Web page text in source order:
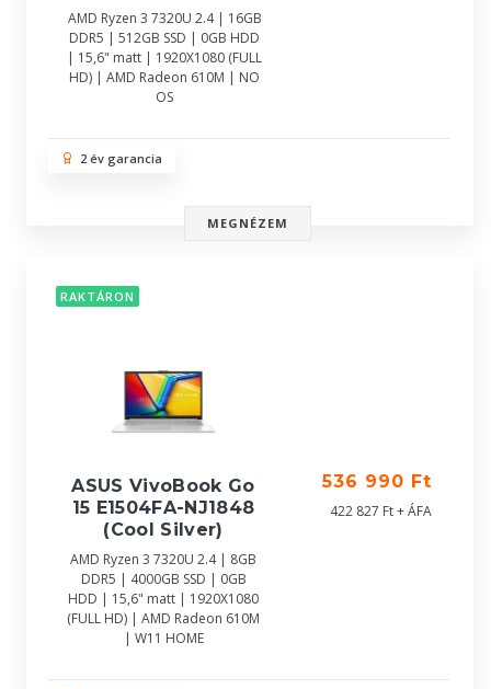
AMD Ryzen 3 7320U 2.4 | 16GB
DDR5 | 512GB SSD | 0GB HDD
| 15,6" matt | 1920X1080 (FULL
HD) | AMD Radeon 610M | NO
OS
2 év garancia
MEGNÉZEM
RAKTÁRON
ASUS VivoBook Go
15 E1504FA-NJ1848
(Cool Silver)
AMD Ryzen 3 7320U 2.4 | 8GB
DDR5 | 4000GB SSD | 0GB
HDD | 15,6" matt | 1920X1080
(FULL HD) | AMD Radeon 610M
| W11 HOME
536 990 Ft
422 827 Ft + ÁFA